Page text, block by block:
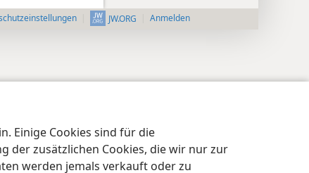
Einige Cookies sind für die
der zusätzlichen Cookies, die wir nur zur
werden jemals verkauft oder zu
JW.ORG Anmelden